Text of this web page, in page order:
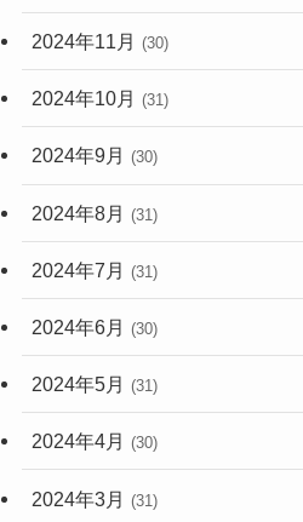
2024年11月 (30)
2024年10月 (31)
2024年9月 (30)
2024年8月 (31)
2024年7月 (31)
2024年6月 (30)
2024年5月 (31)
2024年4月 (30)
2024年3月 (31)